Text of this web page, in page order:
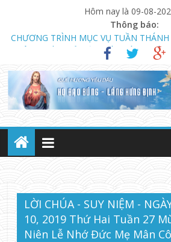
Hôm nay là 09-08-
Thông báo:
CHƯƠNG TRÌNH MỤC VỤ TUẦN
THÔNG BÁO MỞ LỚP GIÁO LÝ DỰ
NGÀY 13.08.2023 KHAI GIẢNG KHÓA
HÔN NHÂN (LÚC 18 GIỜ)
LỜI CHÚA - SUY NIỆM -
10, 2019 Thứ Hai Tuần 27
Niên Lễ Nhớ Đức Mẹ Mân